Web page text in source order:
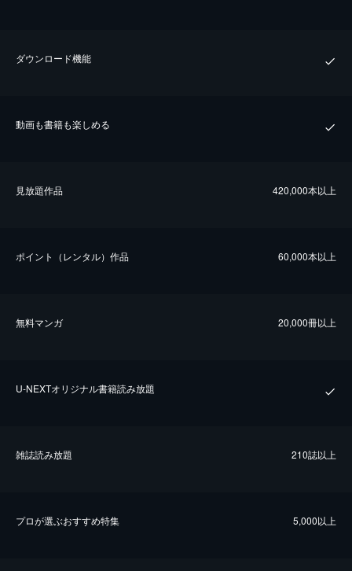
ダウンロード機能
動画も書籍も楽しめる
⾒放題作品 420,000本以上
ポイント（レンタル）作品 60,000本以上
無料マンガ 20,000冊以上
U-NEXTオリジナル書籍読み放題
雑誌読み放題 210誌以上
プロが選ぶおすすめ特集 5,000以上